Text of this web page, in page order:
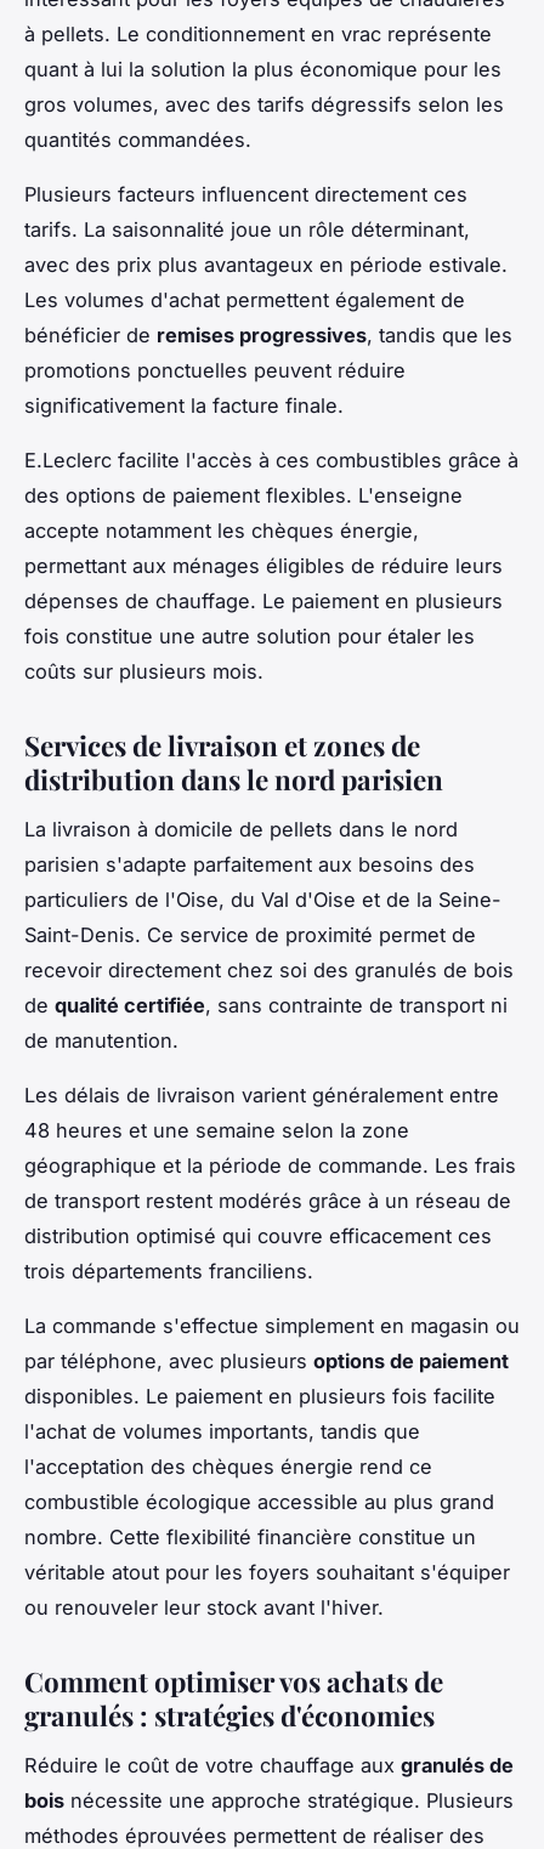
à pellets. Le conditionnement en vrac représente
quant à lui la solution la plus économique pour les
gros volumes, avec des tarifs dégressifs selon les
quantités commandées.
Plusieurs facteurs influencent directement ces
tarifs. La saisonnalité joue un rôle déterminant,
avec des prix plus avantageux en période estivale.
Les volumes d'achat permettent également de
bénéficier de remises progressives, tandis que les
promotions ponctuelles peuvent réduire
significativement la facture finale.
E.Leclerc facilite l'accès à ces combustibles grâce à
des options de paiement flexibles. L'enseigne
accepte notamment les chèques énergie,
permettant aux ménages éligibles de réduire leurs
dépenses de chauffage. Le paiement en plusieurs
fois constitue une autre solution pour étaler les
coûts sur plusieurs mois.
Services de livraison et zones de
distribution dans le nord parisien
La livraison à domicile de pellets dans le nord
parisien s'adapte parfaitement aux besoins des
particuliers de l'Oise, du Val d'Oise et de la Seine-
Saint-Denis. Ce service de proximité permet de
recevoir directement chez soi des granulés de bois
de qualité certifiée, sans contrainte de transport ni
de manutention.
Les délais de livraison varient généralement entre
48 heures et une semaine selon la zone
géographique et la période de commande. Les frais
de transport restent modérés grâce à un réseau de
distribution optimisé qui couvre efficacement ces
trois départements franciliens.
La commande s'effectue simplement en magasin ou
par téléphone, avec plusieurs options de paiement
disponibles. Le paiement en plusieurs fois facilite
l'achat de volumes importants, tandis que
l'acceptation des chèques énergie rend ce
combustible écologique accessible au plus grand
nombre. Cette flexibilité financière constitue un
véritable atout pour les foyers souhaitant s'équiper
ou renouveler leur stock avant l'hiver.
Comment optimiser vos achats de
granulés : stratégies d'économies
Réduire le coût de votre chauffage aux granulés de
bois nécessite une approche stratégique. Plusieurs
méthodes éprouvées permettent de réaliser des